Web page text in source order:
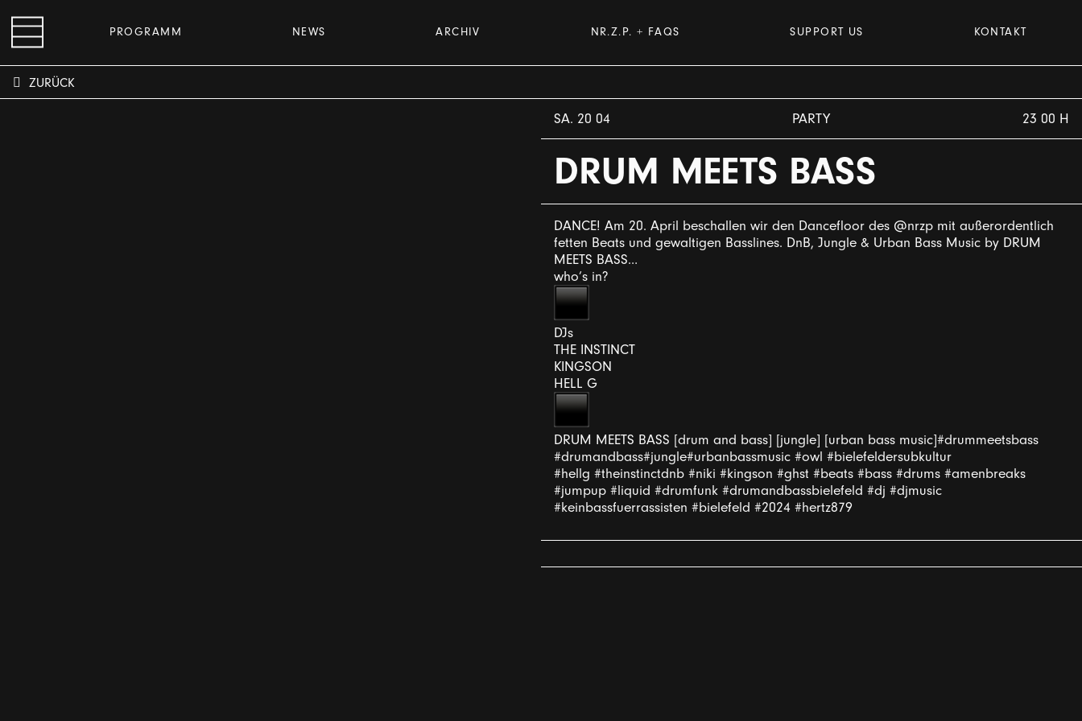
PROGRAMM NEWS ARCHIV NR.Z.P. + FAQS SUPPORT US KONTAKT
ZURÜCK
SA. 20 04 PARTY 23 00 H
DRUM MEETS BASS
DANCE! Am 20. April beschallen wir den Dancefloor des @nrzp mit außerordentlich
fetten Beats und gewaltigen Basslines. DnB, Jungle & Urban Bass Music by DRUM
MEETS BASS…
who’s in?
DJs
THE INSTINCT
KINGSON
HELL G
DRUM MEETS BASS [drum and bass] [jungle] [urban bass music]#drummeetsbass
#drumandbass#jungle#urbanbassmusic #owl #bielefeldersubkultur
#hellg #theinstinctdnb #niki #kingson #ghst #beats #bass #drums #amenbreaks
#jumpup #liquid #drumfunk #drumandbassbielefeld #dj #djmusic
#keinbassfuerrassisten #bielefeld #2024 #hertz879